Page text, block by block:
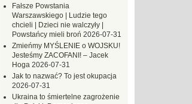
Fałsze Powstania
Warszawskiego | Ludzie tego
chcieli | Dzieci nie walczyły |
Powstańcy mieli broń 2026-07-31
Zmieńmy MYŚLENIE o WOJSKU!
Jesteśmy ZACOFANI! – Jacek
Hoga 2026-07-31
Jak to nazwać? To jest okupacja
2026-07-31
Ukraina to śmiertelne zagrożenie